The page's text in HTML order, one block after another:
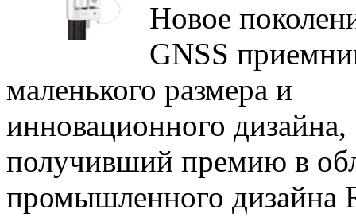
Новое
GNSS
маленького размера и
инновационного дизайна,
получивший премию в
промышленного дизайна